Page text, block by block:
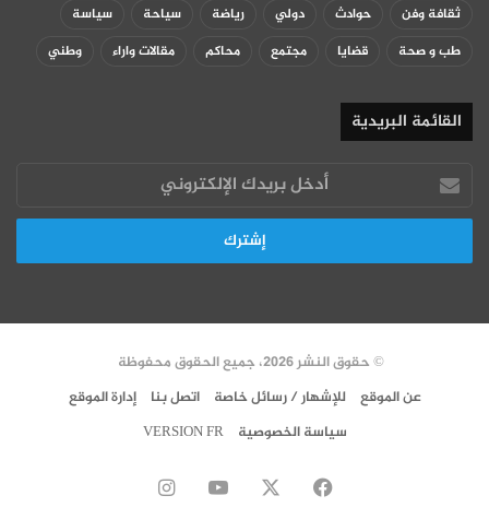
ثقافة وفن
حوادث دولي رياضة سياحة
سياسة
طب و صحة
قضايا مجتمع محاكم مقالات واراء وطني
القائمة البريدية
أدخل
بريدك
الإلكتروني
© حقوق النشر 2026، جميع الحقوق محفوظة
عن الموقع
للإشهار / رسائل خاصة اتصل بنا
إدارة الموقع
سياسة الخصوصية
VERSION FR
فيسبوك ‫YouTube